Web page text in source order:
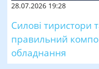
28.07.2026 19:28
Силові тиристори
правильний
обладнання